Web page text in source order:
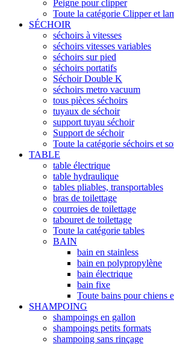
Peigne pour clipper
Toute la catégorie Clipper et
SÉCHOIR
séchoirs à vitesses
séchoirs vitesses variables
séchoirs sur pied
séchoirs portatifs
Séchoir Double K
séchoirs metro vacuum
tous pièces séchoirs
tuyaux de séchoir
support tuyau séchoir
Support de séchoir
Toute la catégorie séchoirs et
TABLE
table électrique
table hydraulique
tables pliables, transportables
bras de toilettage
courroies de toilettage
tabouret de toilettage
Toute la catégorie tables
BAIN
bain en stainless
bain en polypropylène
bain électrique
bain fixe
Toute bains pour chiens
SHAMPOING
shampoings en gallon
shampoings petits formats
shampoing sans rinçage